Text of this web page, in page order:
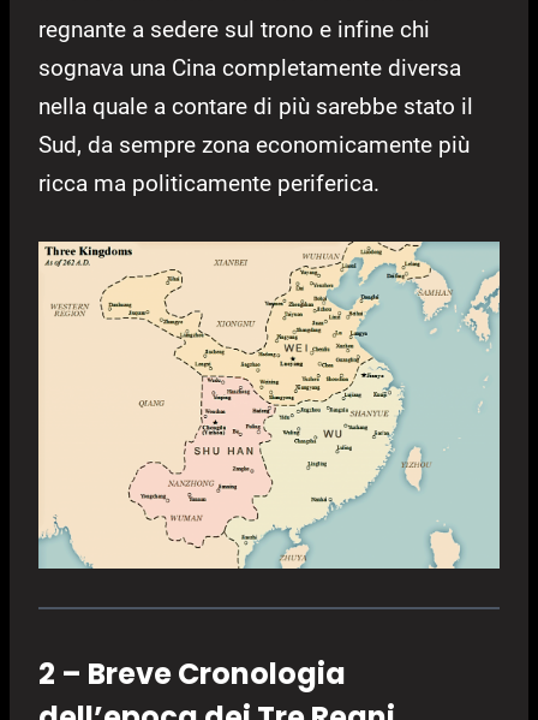
regnante a sedere sul trono e infine chi
sognava una Cina completamente diversa
nella quale a contare di più sarebbe stato il
Sud, da sempre zona economicamente più
ricca ma politicamente periferica.
2 – Breve Cronologia